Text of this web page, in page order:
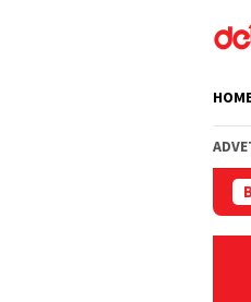
Fun Walk dan Zumba